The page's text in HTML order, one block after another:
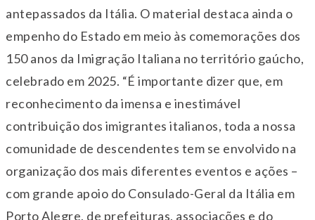
antepassados da Itália. O material destaca ainda o
empenho do Estado em meio às comemorações dos
150 anos da Imigração Italiana no território gaúcho,
celebrado em 2025. “É importante dizer que, em
reconhecimento da imensa e inestimável
contribuição dos imigrantes italianos, toda a nossa
comunidade de descendentes tem se envolvido na
organização dos mais diferentes eventos e ações –
com grande apoio do Consulado-Geral da Itália em
Porto Alegre, de prefeituras, associações e do